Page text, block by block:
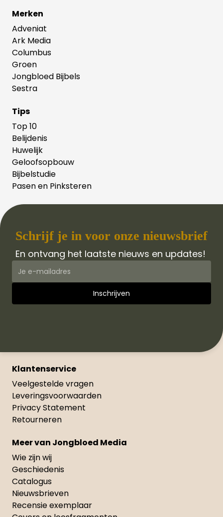
Merken
Adveniat
Ark Media
Columbus
Groen
Jongbloed Bijbels
Sestra
Tips
Top 10
Belijdenis
Huwelijk
Geloofsopbouw
Bijbelstudie
Pasen en Pinksteren
Schrijf je in voor onze nieuwsbrief
En ontvang het laatste nieuws en updates!
Klantenservice
Veelgestelde vragen
Leveringsvoorwaarden
Privacy Statement
Retourneren
Meer van Jongbloed Media
Wie zijn wij
Geschiedenis
Catalogus
Nieuwsbrieven
Recensie exemplaar